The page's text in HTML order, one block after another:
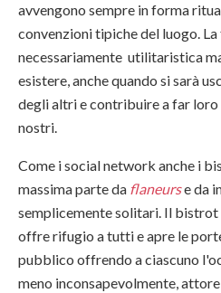
avvengono sempre in forma
convenzioni tipiche del luogo.
necessariamente utilitaristica
esistere, anche quando si sarà
degli altri e contribuire a far
nostri.
Come i social network anche i
massima parte da flaneurse da
semplicemente solitari. Il bistrot
offre rifugio a tutti e apre le
pubblico offrendo a ciascuno
meno inconsapevolmente,